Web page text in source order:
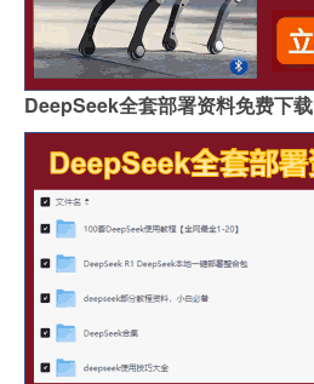
DeepSeek全套部署资料免费下载